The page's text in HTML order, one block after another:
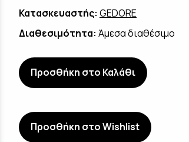
Κατασκευαστής: GEDORE
Διαθεσιμότητα: Άμεσα διαθέσιμο
Προσθήκη στο Καλάθι
Προσθήκη στο Wishlist